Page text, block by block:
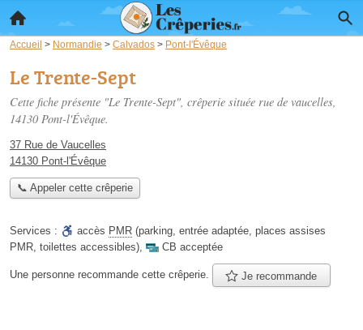
Accueil > Normandie > Calvados > Pont-l'Évêque
Le Trente-Sept
Cette fiche présente "Le Trente-Sept", crêperie située rue de vaucelles,
14130 Pont-l'Évêque.
37 Rue de Vaucelles
14130 Pont-l'Évêque
📞 Appeler cette crêperie
Services : accès PMR (parking, entrée adaptée, places assises
PMR, toilettes accessibles), CB acceptée
Une personne recommande cette crêperie. Je recommande